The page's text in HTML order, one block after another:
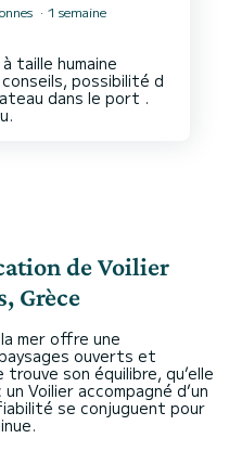
1 semaine
taille humaine
possibilité d
dans le port .
de Voilier
Grèce
mer offre une
ouverts et
son équilibre, qu’elle
Voilier accompagné d’un
se conjuguent pour